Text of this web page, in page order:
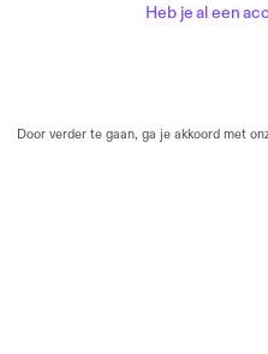
Heb je al een
Door verder te gaan, ga je akkoord met